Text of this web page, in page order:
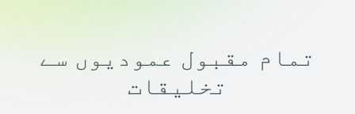
تمام مقبول عمودیوں سے
تخلیقات